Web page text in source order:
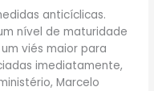
anticíclicas.
nível de maturidade
viés maior para
imediatamente,
Marcelo